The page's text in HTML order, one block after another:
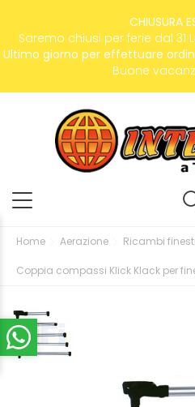
CHIUSURA
Saremo chiusi per ferie dal 31
Ultimo giorno per effettuare
Buone
Home Aerazione Ricambi
Coppia compassi Klick Klack per